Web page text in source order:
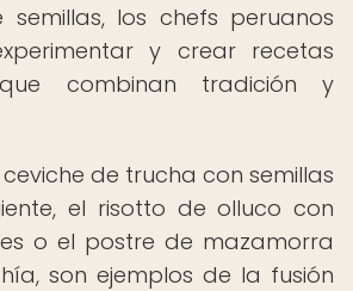
los chefs peruanos
y crear recetas
combinan tradición y
de trucha con semillas
el risotto de olluco con
o el postre de mazamorra
son ejemplos de la fusión